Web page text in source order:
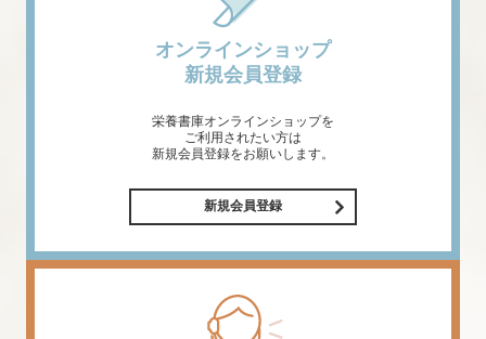
オンラインショップ
新規会員登録
栄養書庫オンラインショップを
ご利用されたい方は
新規会員登録をお願いします。
新規会員登録